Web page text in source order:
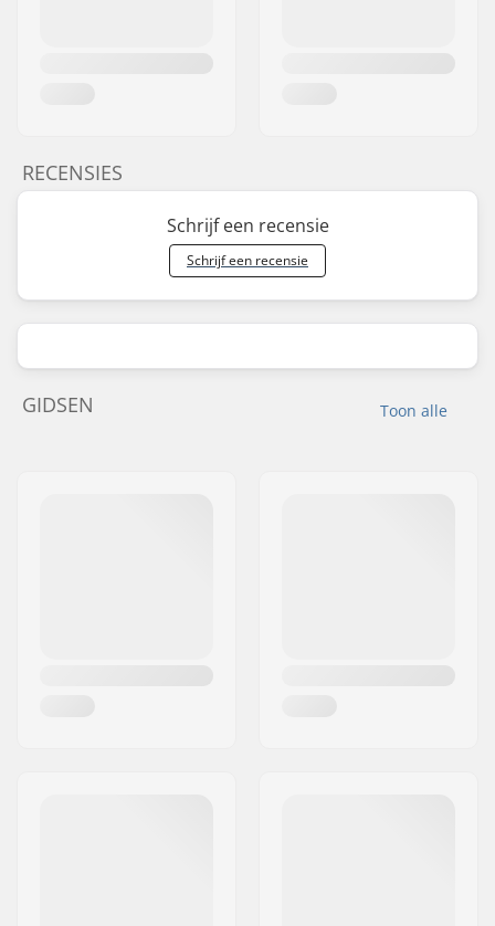
RECENSIES
Schrijf een recensie
Schrijf een recensie
Toon alle
GIDSEN